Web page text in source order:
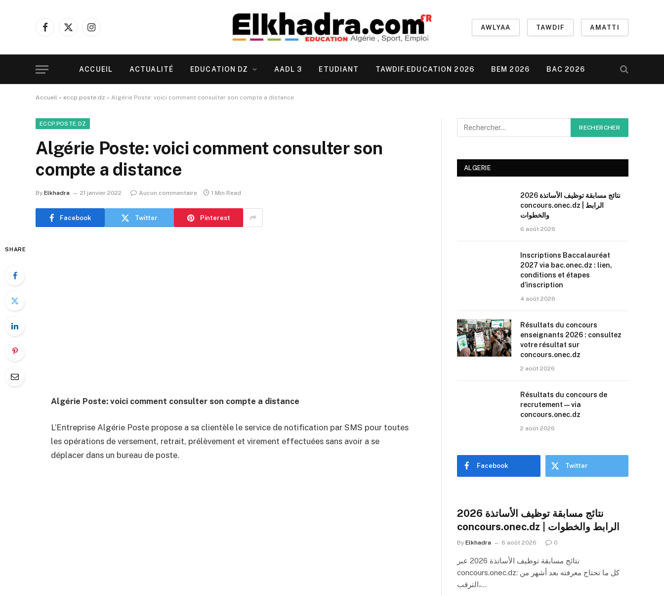
Facebook
X
Instagram
AWLYAA TAWDIF AMATTI
ACCUEIL ACTUALITÉ EDUCATION DZ AADL 3 ETUDIANT TAWDIF.EDUCATION 2026 BEM 2026 BAC 2026
Accueil » eccp.poste.dz » Algérie Poste: voici comment consulter son compte a distance
ECCP.POSTE.DZ
Algérie Poste: voici comment consulter son
compte a distance
By Elkhadra 21 janvier 2022 Aucun commentaire 1 Min Read
Facebook Twitter Pinterest
SHARE
Algérie Poste: voici comment consulter son compte a distance
L’Entreprise Algérie Poste propose a sa clientèle le service de notification par SMS pour toutes
les opérations de versement, retrait, prélèvement et virement effectuées sans avoir a se
déplacer dans un bureau de poste.
ALGERIE
نتائج مسابقة توظيف الأساتذة 2026
concours.onec.dz | الرابط
والخطوات
6 août 2026
Inscriptions Baccalauréat
2027 via bac.onec.dz : lien,
conditions et étapes
d’inscription
4 août 2026
Résultats du concours
enseignants 2026 : consultez
votre résultat sur
concours.onec.dz
2 août 2026
Résultats du concours de
recrutement — via
concours.onec.dz
2 août 2026
Facebook Twitter
نتائج مسابقة توظيف الأساتذة 2026
concours.onec.dz | الرابط والخطوات
By Elkhadra 6 août 2026 0
نتائج مسابقة توظيف الأساتذة 2026 عبر
concours.onec.dz: كل ما تحتاج معرفته بعد أشهر من
الترقب،…